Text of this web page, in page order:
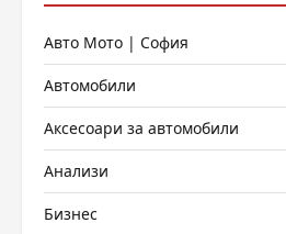
Авто Мото | София
Автомобили
Аксесоари за автомобили
Анализи
Бизнес